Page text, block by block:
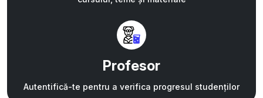
Profesor
Autentifică-te pentru a verifica progresul studenților